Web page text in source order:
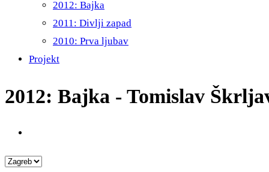
2012: Bajka
2011: Divlji zapad
2010: Prva ljubav
Projekt
2012: Bajka - Tomislav